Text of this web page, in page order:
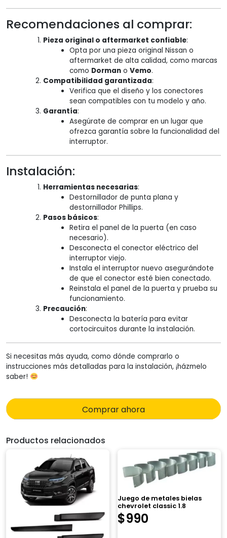
Recomendaciones al comprar:
Pieza original o aftermarket confiable:
Opta por una pieza original Nissan o
aftermarket de alta calidad, como marcas
como Dorman oVemo.
Compatibilidad garantizada:
Verifica que el diseño y los conectores
sean compatibles con tu modelo y año.
Garantía:
Asegúrate de comprar en un lugar que
ofrezca garantía sobre la funcionalidad del
interruptor.
Instalación:
Herramientas necesarias:
Destornillador de punta plana y
destornillador Phillips.
Pasos básicos:
Retira el panel de la puerta (en caso
necesario).
Desconecta el conector eléctrico del
interruptor viejo.
Instala el interruptor nuevo asegurándote
de que el conector esté bien conectado.
Reinstala el panel de la puerta y prueba su
funcionamiento.
Precaución:
Desconecta la batería para evitar
cortocircuitos durante la instalación.
Si necesitas más ayuda, como dónde comprarlo o
instrucciones más detalladas para la instalación, ¡házmelo
saber!
Comprar ahora
Productos relacionados
Juego de metales bielas
chevrolet classic 1.8
$990